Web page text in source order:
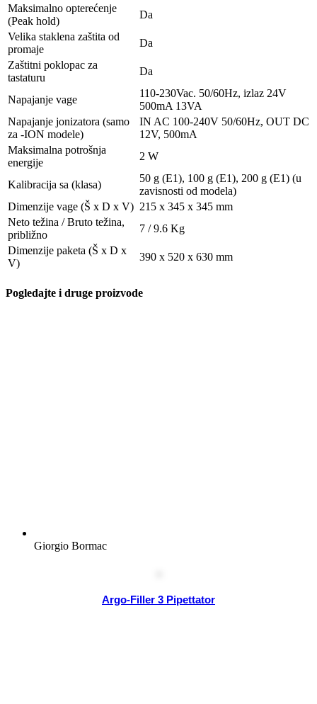
Maksimalno opterećenje
(Peak hold)
Da
Velika staklena zaštita od
promaje
Da
Zaštitni poklopac za
tastaturu
Da
Napajanje vage
110-230Vac. 50/60Hz, izlaz 24V
500mA 13VA
Napajanje jonizatora (samo
za -ION modele)
IN AC 100-240V 50/60Hz, OUT DC
12V, 500mA
Maksimalna potrošnja
energije
2 W
Kalibracija sa (klasa)
50 g (E1), 100 g (E1), 200 g (E1) (u
zavisnosti od modela)
Dimenzije vage (Š x D x V) 215 x 345 x 345 mm
Neto težina / Bruto težina,
približno
7 / 9.6 Kg
Dimenzije paketa (Š x D x
V)
390 x 520 x 630 mm
Pogledajte i druge proizvode
Giorgio Bormac
Argo-Filler 3 Pipettator